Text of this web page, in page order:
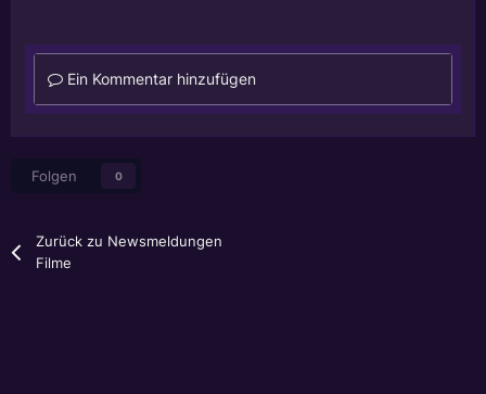
Ein Kommentar hinzufügen
Folgen 0
Zurück zu Newsmeldungen
Filme